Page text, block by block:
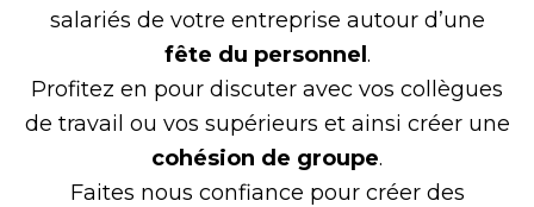
salariés de votre entreprise autour d’une
fête du personnel .
Profitez en pour discuter avec vos collègues
de travail ou vos supérieurs et ainsi créer une
cohésion de groupe.
Faites nous confiance pour créer des